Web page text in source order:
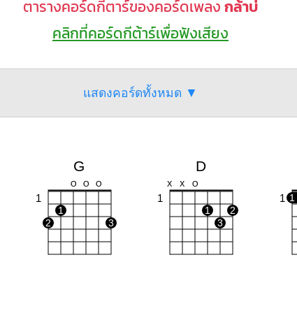
ตารางคอร์ดกีตาร์ของคอร์ดเพลงกล้าบ่
คลิกที่คอร์ดกีต้าร์เพื่อฟังเสียง
แสดงคอร์ดทั้งหมด ▼
G
O O O
1
1
2
3
D
X X O
1
1
2
3
1 1